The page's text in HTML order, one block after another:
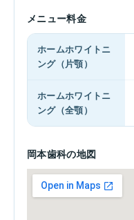
メニュー料金
ホームホワイトニ
ング（片顎）
ホームホワイトニ
ング（全顎）
岡本歯科の地図